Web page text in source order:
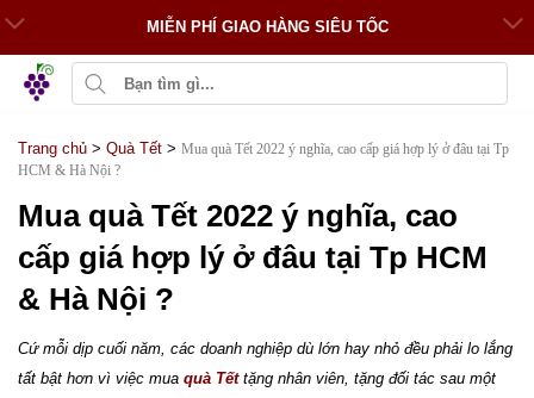
MIỄN PHÍ GIAO HÀNG SIÊU TỐC
Trang chủ > Quà Tết > Mua quà Tết 2022 ý nghĩa, cao cấp giá hợp lý ở đâu tại Tp
HCM & Hà Nội ?
Mua quà Tết 2022 ý nghĩa, cao
cấp giá hợp lý ở đâu tại Tp HCM
& Hà Nội ?
Cứ mỗi dịp cuối năm, các doanh nghiệp dù lớn hay nhỏ đều phải lo lắng
tất bật hơn vì việc mua quà Tếttặng nhân viên, tặng đối tác sau một